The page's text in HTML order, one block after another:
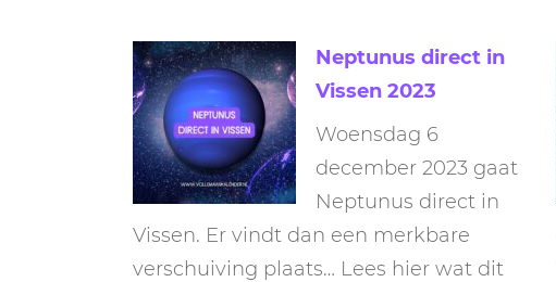
Neptunus direct in
Vissen 2023
Woensdag 6
december 2023 gaat
Neptunus direct in
Vissen. Er vindt dan een merkbare
verschuiving plaats… Lees hier wat dit